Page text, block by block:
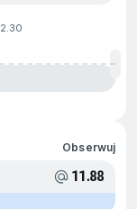
2.30
Obserwuj
11.88